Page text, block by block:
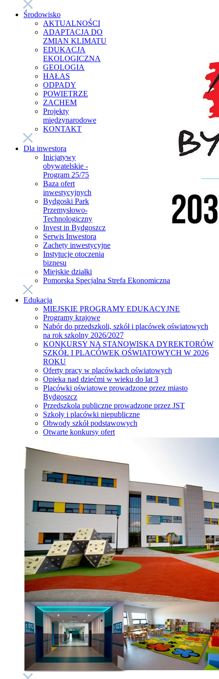
Środowisko
AKTUALNOŚCI
ADAPTACJA DO
ZMIAN KLIMATU
EDUKACJA
EKOLOGICZNA
GEOLOGIA
HAŁAS
ODPADY
POWIETRZE
ZACHEM
Projekty
międzynarodowe
KONTAKT
Dla inwestora
Inicjatywy
obywatelskie -
Program 25/75
Baza ofert
inwestycyjnych
Bydgoski Park
Przemysłowo-
Technologiczny
Invest in Bydgoszcz
Serwis Inwestora
Zachęty inwestycyjne
Instytucje otoczenia
biznesu
Miejskie działki
Pomorska Specjalna Strefa Ekonomiczna
Edukacja
MIEJSKIE PROGRAMY EDUKACYJNE
Programy krajowe
Nabór do przedszkoli, szkół i placówek oświatowych
na rok szkolny 2026/2027
KONKURSY NA STANOWISKA DYREKTORÓW
SZKÓŁ I PLACÓWEK OŚWIATOWYCH W 2026
ROKU
Oferty pracy w placówkach oświatowych
Opieka nad dziećmi w wieku do lat 3
Placówki oświatowe prowadzone przez miasto
Bydgoszcz
Przedszkola publiczne prowadzone przez JST
Szkoły i placówki niepubliczne
Obwody szkół podstawowych
Otwarte konkursy ofert